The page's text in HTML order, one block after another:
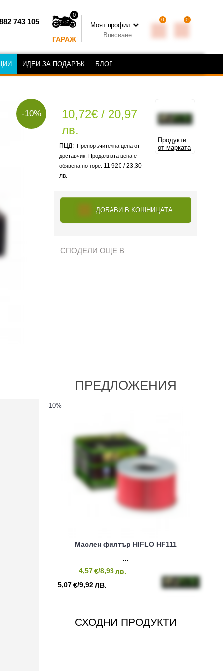
743 105
0
ГАРАЖ
Моят профил
Вписване
0 0
ИДЕИ ЗА ПОДАРЪК БЛОГ
-10%
Продукти
от марката
10,72€ / 20,97
лв.
Препоръчителна цена от
доставчик. Продажната цена е
обявена по-горе. 11,92€ / 23,30
лв.
ДОБАВИ В КОШНИЦАТА
СПОДЕЛИ ОЩЕ В
ПРЕДЛОЖЕНИЯ
-10%
Маслен филтър HIFLO HF111
4,57€/8,93лв.
5,07 €/9,92 ЛВ.
СХОДНИ ПРОДУКТИ